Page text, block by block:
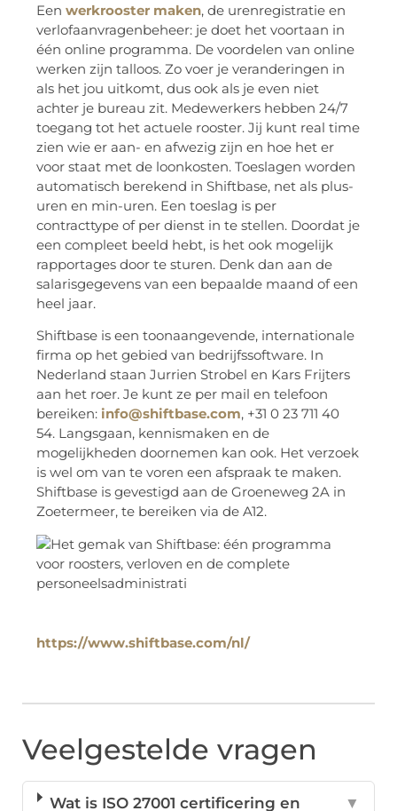
Een werkrooster maken, de urenregistratie en
verlofaanvragenbeheer: je doet het voortaan in
één online programma. De voordelen van online
werken zijn talloos. Zo voer je veranderingen in
als het jou uitkomt, dus ook als je even niet
achter je bureau zit. Medewerkers hebben 24/7
toegang tot het actuele rooster. Jij kunt real time
zien wie er aan- en afwezig zijn en hoe het er
voor staat met de loonkosten. Toeslagen worden
automatisch berekend in Shiftbase, net als plus-
uren en min-uren. Een toeslag is per
contracttype of per dienst in te stellen. Doordat je
een compleet beeld hebt, is het ook mogelijk
rapportages door te sturen. Denk dan aan de
salarisgegevens van een bepaalde maand of een
heel jaar.
Shiftbase is een toonaangevende, internationale
firma op het gebied van bedrijfssoftware. In
Nederland staan Jurrien Strobel en Kars Frijters
aan het roer. Je kunt ze per mail en telefoon
bereiken: info@shiftbase.com, +31 0 23 711 40
54. Langsgaan, kennismaken en de
mogelijkheden doornemen kan ook. Het verzoek
is wel om van te voren een afspraak te maken.
Shiftbase is gevestigd aan de Groeneweg 2A in
Zoetermeer, te bereiken via de A12.
https://www.shiftbase.com/nl/
Veelgestelde vragen
Wat is ISO 27001 certificering en ▼